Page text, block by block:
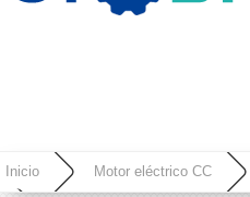
Inicio Motor eléctrico CC